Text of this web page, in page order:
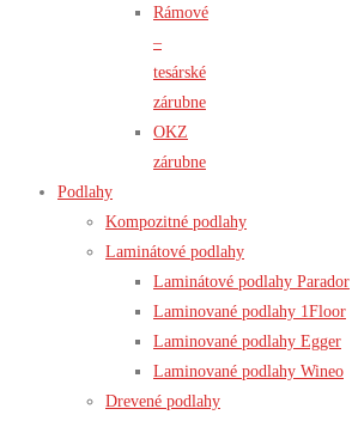
Rámové
–
tesárské
zárubne
OKZ
zárubne
Podlahy
Kompozitné podlahy
Laminátové podlahy
Laminátové podlahy Parador
Laminované podlahy 1Floor
Laminované podlahy Egger
Laminované podlahy Wineo
Drevené podlahy